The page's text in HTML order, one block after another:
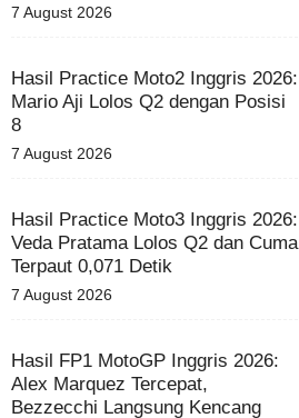
7 August 2026
Hasil Practice Moto2 Inggris 2026:
Mario Aji Lolos Q2 dengan Posisi
8
7 August 2026
Hasil Practice Moto3 Inggris 2026:
Veda Pratama Lolos Q2 dan Cuma
Terpaut 0,071 Detik
7 August 2026
Hasil FP1 MotoGP Inggris 2026:
Alex Marquez Tercepat,
Bezzecchi Langsung Kencang